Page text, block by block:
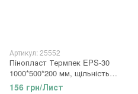
Артикул: 25552
Пінопласт Термпек EPS-30
1000*500*200 мм, щільність
10кг/м3
156 грн/Лист